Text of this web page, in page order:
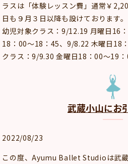
ラスは「体験レッスン費」通常￥
日も９月３日以降も設けております
幼児対象クラス：9/12.19 月曜日16
18：00～18：45、9/8.22 木曜日18
クラス：9/9.30 金曜日18：00～19：
武蔵小山にお
2022/08/23
この度、Ayumu Ballet Studioは武